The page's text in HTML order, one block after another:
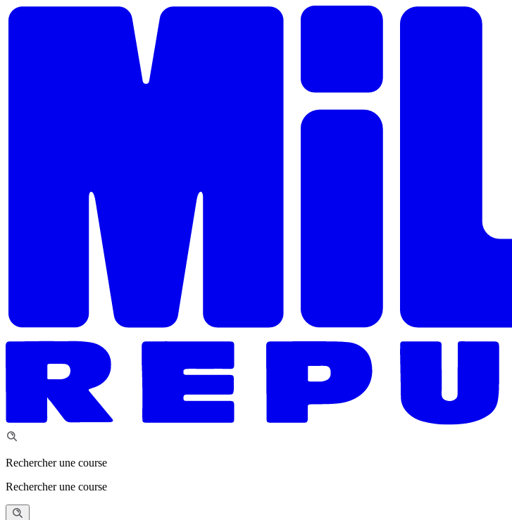
Rechercher une course
Rechercher une course